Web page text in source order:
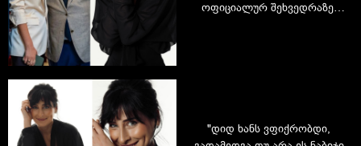
ოფიციალურ შეხვედრაზე:
"დიდ ხანს ვფიქრობდი,